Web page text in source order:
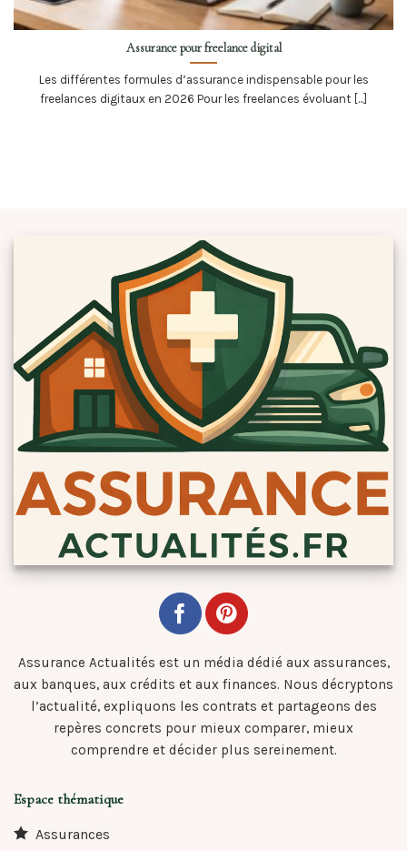
Assurance pour freelance digital
Les différentes formules d’assurance indispensable pour les
freelances digitaux en 2026 Pour les freelances évoluant [...]
Assurance Actualités est un média dédié aux assurances,
aux banques, aux crédits et aux finances. Nous décryptons
l’actualité, expliquons les contrats et partageons des
repères concrets pour mieux comparer, mieux
comprendre et décider plus sereinement.
Espace thématique
Assurances